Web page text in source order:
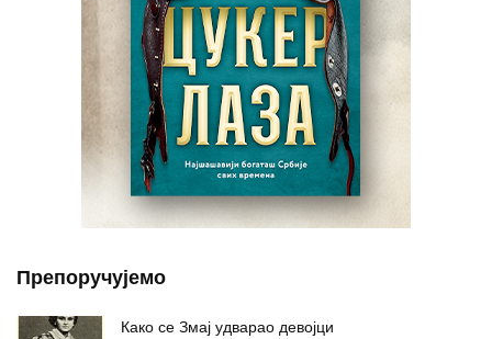
Препоручујемо
Како се Змај удварао девојци